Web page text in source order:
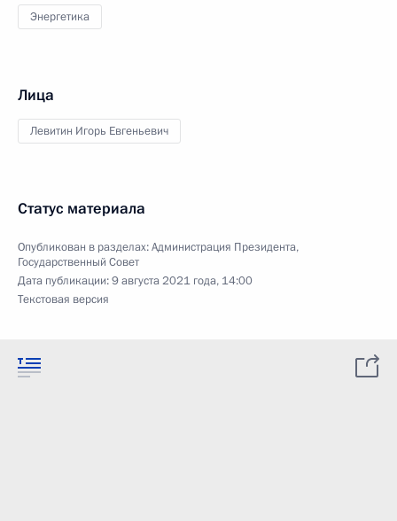
Энергетика
Лица
Левитин Игорь Евгеньевич
Статус материала
Опубликован в разделах:Администрация Президента,
Государственный Совет
Дата публикации:9 августа 2021 года, 14:00
Текстовая версия